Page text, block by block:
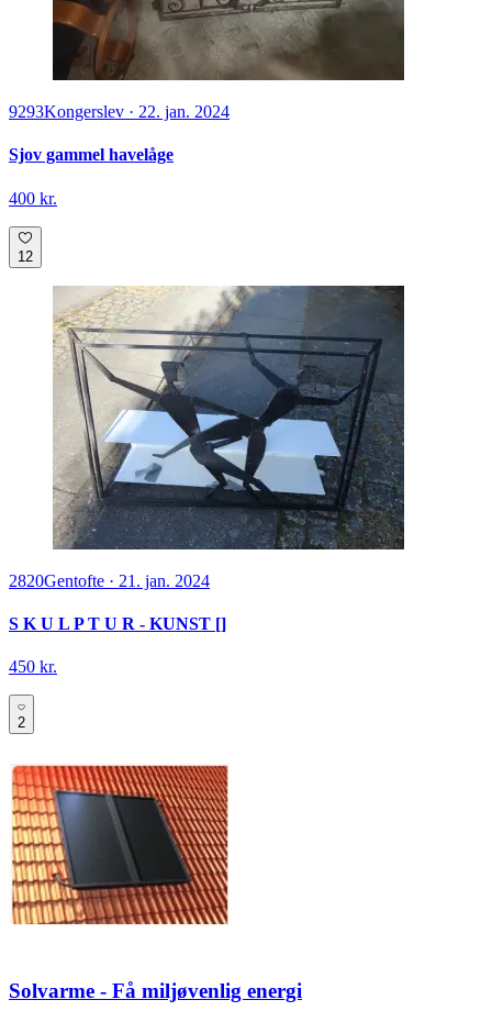
9293Kongerslev · 22. jan. 2024
Sjov gammel havelåge
400 kr.
12
2820Gentofte · 21. jan. 2024
S K U L P T U R - KUNST []
450 kr.
2
Solvarme - Få miljøvenlig energi